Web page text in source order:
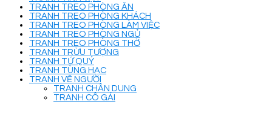
TRANH TREO PHÒNG ĂN
TRANH TREO PHÒNG KHÁCH
TRANH TREO PHÒNG LÀM VIỆC
TRANH TREO PHÒNG NGỦ
TRANH TREO PHÒNG THỜ
TRANH TRỪU TƯỢNG
TRANH TỨ QUÝ
TRANH TÙNG HẠC
TRANH VẼ NGƯỜI
TRANH CHÂN DUNG
TRANH CÔ GÁI